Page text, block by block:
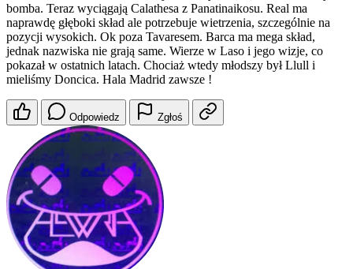
bomba. Teraz wyciągają Calathesa z Panatinaikosu. Real ma
naprawdę głęboki skład ale potrzebuje wietrzenia, szczególnie na
pozycji wysokich. Ok poza Tavaresem. Barca ma mega skład,
jednak nazwiska nie grają same. Wierze w Laso i jego wizje, co
pokazał w ostatnich latach. Chociaż wtedy młodszy był Llull i
mieliśmy Doncica. Hala Madrid zawsze !
Odpowiedz Zgłoś